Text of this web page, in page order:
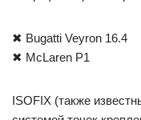
✖ Bugatti Veyron 16.4
✖ McLaren P1
ISOFIX (также